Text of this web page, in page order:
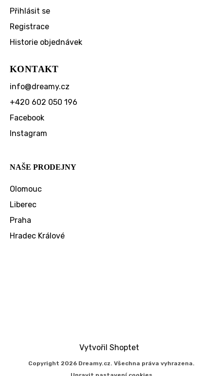
Přihlásit se
Registrace
Historie objednávek
KONTAKT
info@dreamy.cz
+420 602 050 196
Facebook
Instagram
NAŠE PRODEJNY
Olomouc
Liberec
Praha
Hradec Králové
Vytvořil Shoptet
Copyright 2026 Dreamy.cz. Všechna práva vyhrazena.